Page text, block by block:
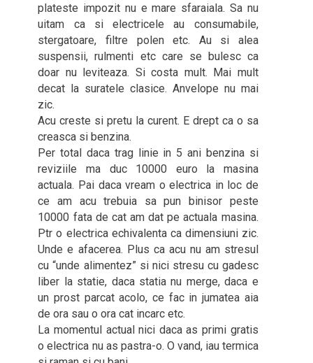
plateste impozit nu e mare sfaraiala. Sa nu
uitam ca si electricele au consumabile,
stergatoare, filtre polen etc. Au si alea
suspensii, rulmenti etc care se bulesc ca
doar nu leviteaza. Si costa mult. Mai mult
decat la suratele clasice. Anvelope nu mai
zic.
Acu creste si pretu la curent. E drept ca o sa
creasca si benzina.
Per total daca trag linie in 5 ani benzina si
reviziile ma duc 10000 euro la masina
actuala. Pai daca vream o electrica in loc de
ce am acu trebuia sa pun binisor peste
10000 fata de cat am dat pe actuala masina.
Ptr o electrica echivalenta ca dimensiuni zic.
Unde e afacerea. Plus ca acu nu am stresul
cu “unde alimentez” si nici stresu cu gadesc
liber la statie, daca statia nu merge, daca e
un prost parcat acolo, ce fac in jumatea aia
de ora sau o ora cat incarc etc.
La momentul actual nici daca as primi gratis
o electrica nu as pastra-o. O vand, iau termica